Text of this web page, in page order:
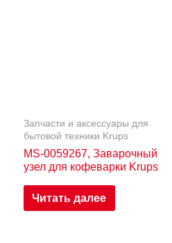
Запчасти и аксессуары для
бытовой техники Krups
MS-0059267, Заварочный
узел для кофеварки Krups
Читать далее